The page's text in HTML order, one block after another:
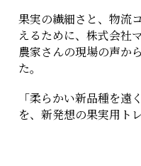
果実の繊細さと、物流
えるために、株式会社
農家さんの現場の声か
た。
「柔らかい新品種を遠
を、新発想の果実用ト